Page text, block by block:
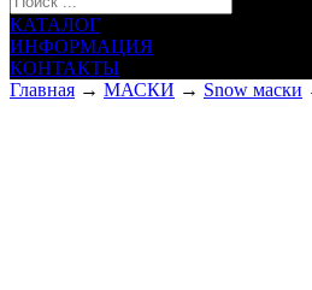
КАТАЛОГ
ИНФОРМАЦИЯ
КОНТАКТЫ
Главная → МАСКИ → Snow маски